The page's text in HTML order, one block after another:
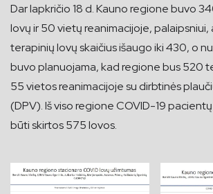
Dar lapkričio 18 d. Kauno regione buvo
lovų ir 50 vietų reanimacijoje,
terapinių lovų skaičius išaugo iki 430, o
buvo planuojama, kad regione bus 520
55 vietos reanimacijoje su dirbtinės
(DPV). Iš viso regione COVID-19
būti skirtos 575 lovos.